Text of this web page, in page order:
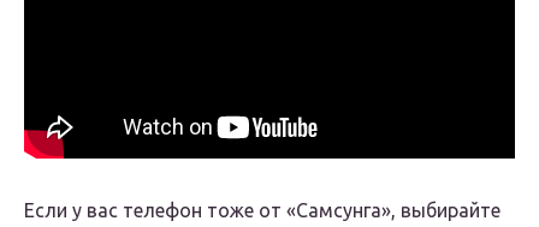
Если у вас телефон тоже от «Самсунга», выбирайте